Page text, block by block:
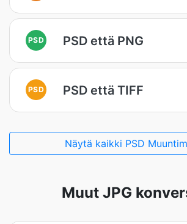
PSD PSD että PNG
PSD PSD että TIFF
Näytä kaikki PSD
Muut JPG